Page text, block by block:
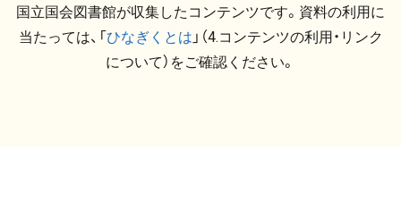
国立国会図書館が収集したコンテンツです。資料の利用に
当たっては、「ひなぎくとは 」（4.コンテンツの利用・リンク
について）をご確認ください。